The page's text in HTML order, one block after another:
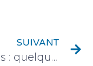
SUIVANT
Notaires : quelques conseils pour un recrutement efficace !